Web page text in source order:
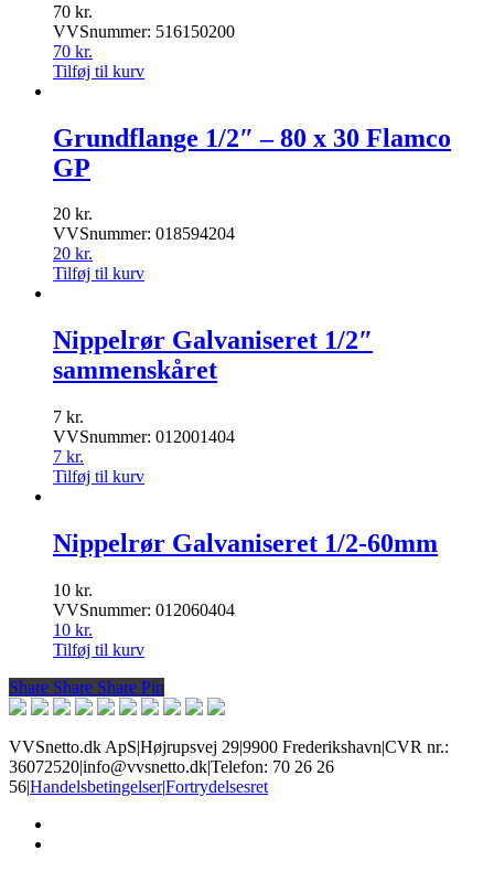
70 kr.
VVSnummer: 516150200
70 kr.
Tilføj til kurv
Grundflange 1/2″ – 80 x 30 Flamco
GP
20 kr.
VVSnummer: 018594204
20 kr.
Tilføj til kurv
Nippelrør Galvaniseret 1/2″
sammenskåret
7 kr.
VVSnummer: 012001404
7 kr.
Tilføj til kurv
Nippelrør Galvaniseret 1/2-60mm
10 kr.
VVSnummer: 012060404
10 kr.
Tilføj til kurv
Share
Share Share Share Pin
VVSnetto.dk ApS|Højrupsvej 29|9900 Frederikshavn|CVR nr.:
36072520|info@vvsnetto.dk|Telefon: 70 26 26
56|Handelsbetingelser|Fortrydelsesret